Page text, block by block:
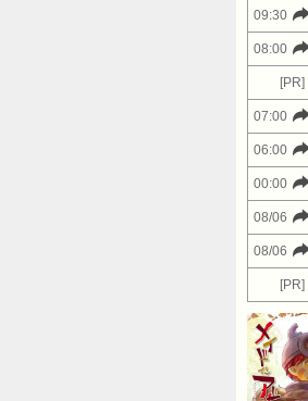
09:30
08:00
[PR]
07:00
06:00
00:00
08/06
08/06
[PR]